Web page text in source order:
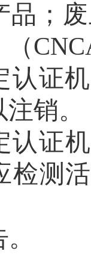
品；
认证
销。
认证
检测